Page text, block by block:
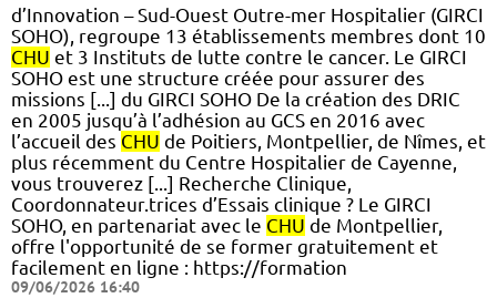
d’Innovation – Sud-Ouest Outre-mer Hospitalier (GIRCI
SOHO), regroupe 13 établissements membres dont 10
CHU et 3 Instituts de lutte contre le cancer. Le GIRCI
SOHO est une structure créée pour assurer des
missions [...] du GIRCI SOHO De la création des DRIC
en 2005 jusqu’à l’adhésion au GCS en 2016 avec
l’accueil des CHU de Poitiers, Montpellier, de Nîmes, et
plus récemment du Centre Hospitalier de Cayenne,
vous trouverez [...] Recherche Clinique,
Coordonnateur.trices d’Essais clinique ? Le GIRCI
SOHO, en partenariat avec le CHU de Montpellier,
offre l'opportunité de se former gratuitement et
facilement en ligne : https://formation
09/06/2026 16:40